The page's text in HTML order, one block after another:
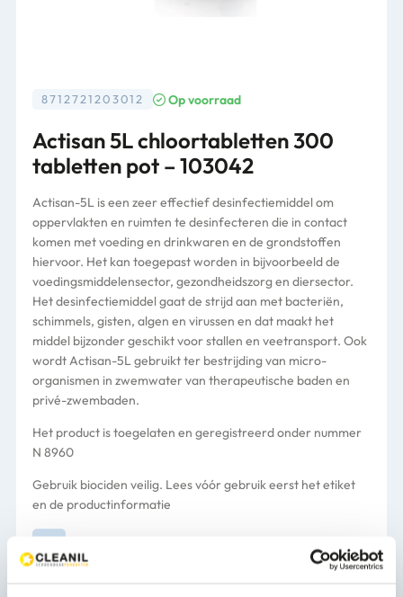
8712721203012 Op voorraad
Actisan 5L chloortabletten 300
tabletten pot – 103042
Actisan-5L is een zeer effectief desinfectiemiddel om
oppervlakten en ruimten te desinfecteren die in contact
komen met voeding en drinkwaren en de grondstoffen
hiervoor. Het kan toegepast worden in bijvoorbeeld de
voedingsmiddelensector, gezondheidszorg en diersector.
Het desinfectiemiddel gaat de strijd aan met bacteriën,
schimmels, gisten, algen en virussen en dat maakt het
middel bijzonder geschikt voor stallen en veetransport. Ook
wordt Actisan-5L gebruikt ter bestrijding van micro-
organismen in zwemwater van therapeutische baden en
privé-zwembaden.
Het product is toegelaten en geregistreerd onder nummer
N 8960
Gebruik biociden veilig. Lees vóór gebruik eerst het etiket
en de productinformatie